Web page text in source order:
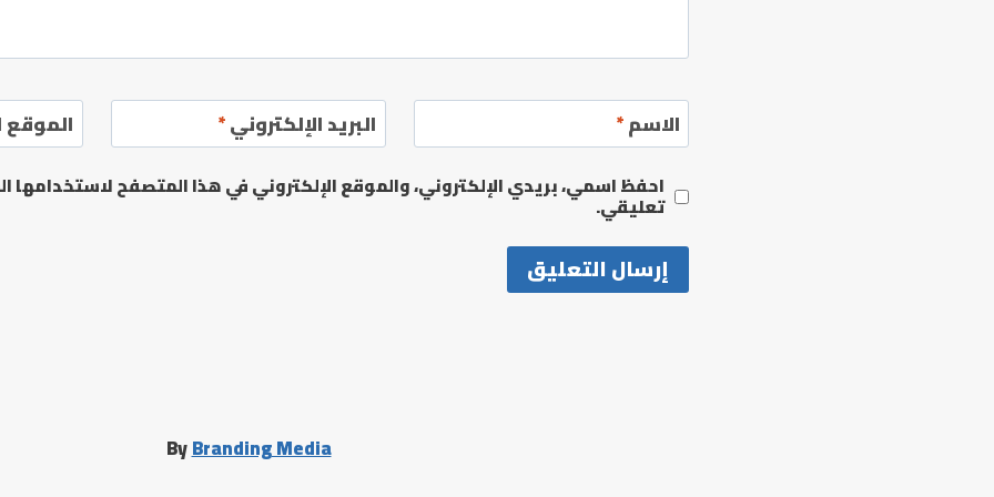
الاسم* البريد الإلكتروني* الموقع
احفظ اسمي، بريدي الإلكتروني، والموقع الإلكتروني في هذا المتصفح لاستخدامها
تعليقي.
ByBranding Media